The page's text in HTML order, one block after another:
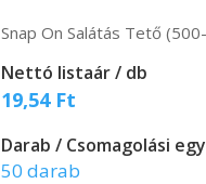
Snap On Salátás Tető
Nettó listaár / db
19,54 Ft
Darab / Csomagolási
50 darab